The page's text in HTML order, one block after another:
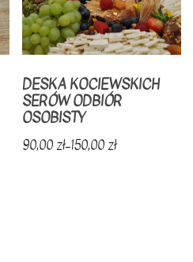
DESKA KOCIEWSKICH
SERÓW ODBIÓR
OSOBISTY
90,00zł–150,00zł